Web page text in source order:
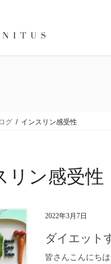
グ インスリン感受性
リン感受性
2022年3月7日
ダイエット
皆さんこんにち